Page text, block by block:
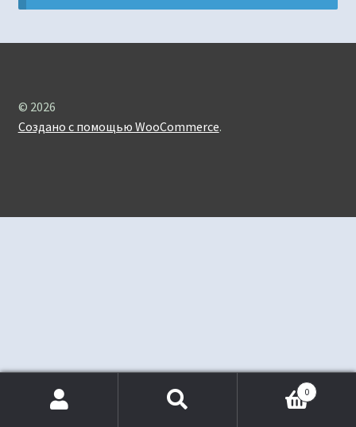
© 2026
Создано с помощью WooCommerce.
0